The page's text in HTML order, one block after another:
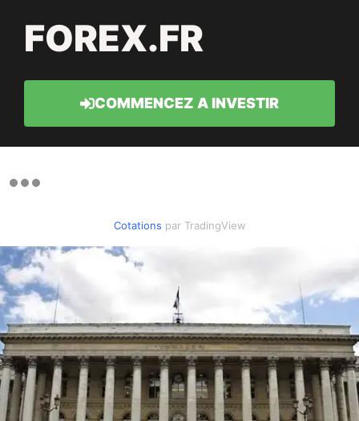
FOREX.FR
COMMENCEZ A INVESTIR
Cotations par TradingView